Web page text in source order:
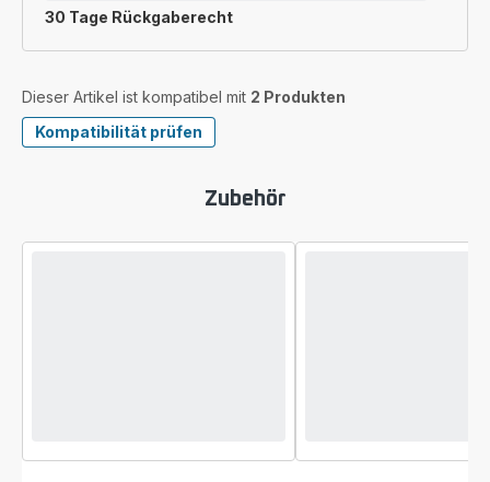
30 Tage Rückgaberecht
Dieser Artikel ist kompatibel mit 2 Produkten
Kompatibilität prüfen
Zubehör